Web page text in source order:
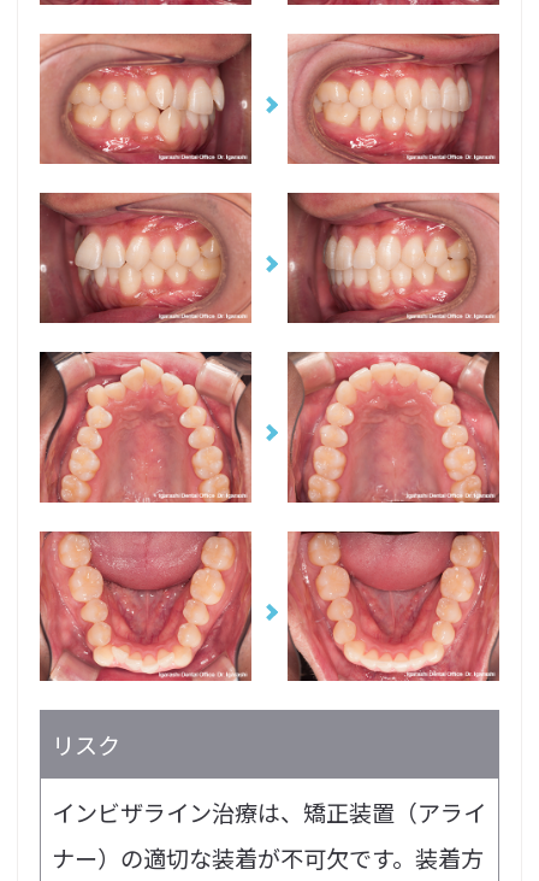
リスク
インビザライン治療は、矯正装置（アライ
ナー）の適切な装着が不可欠です。装着方